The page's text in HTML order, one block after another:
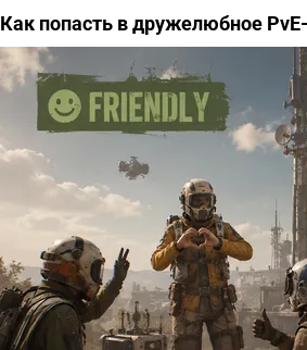
Как попасть в дружелюбное